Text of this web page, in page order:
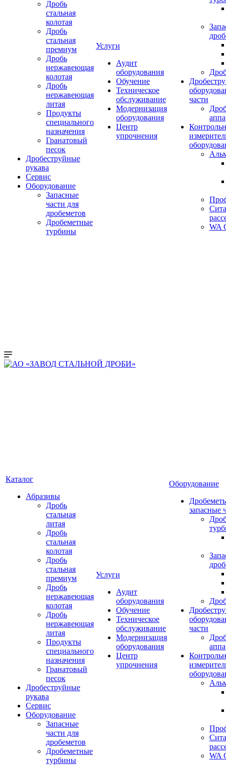
Дробь
стальная
колотая
Дробь
стальная
премиум
Дробь
нержавеющая
колотая
Дробь
нержавеющая
литая
Продукты
специального
назначения
Гранатовый
песок
Дробеструйные
рукава
Сервис
Оборудование
Запасные
части для
дробеметов
Дробеметные
турбины
Услуги
Аудит
оборудования
Обучение
Техническое
обслуживание
Модернизация
оборудования
Центр
упрочнения
части
WA
Каталог
Абразивы
Дробь
стальная
литая
Дробь
стальная
колотая
Дробь
стальная
премиум
Дробь
нержавеющая
колотая
Дробь
нержавеющая
литая
Продукты
специального
назначения
Гранатовый
песок
Дробеструйные
рукава
Сервис
Оборудование
Запасные
части для
дробеметов
Дробеметные
турбины
Услуги
Аудит
оборудования
Обучение
Техническое
обслуживание
Модернизация
оборудования
Центр
упрочнения
Оборудование
запасные
части
WA